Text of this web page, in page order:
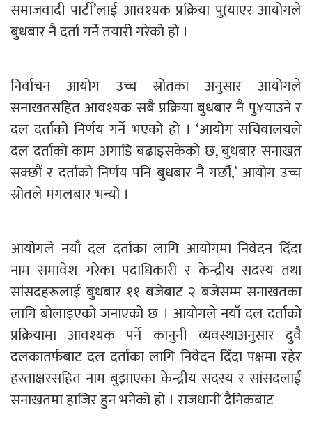
समाजवादी पार्टी’लाई आवश्यक प्रक्रिया पु(याएर आयोगले
बुधबार नै दर्ता गर्ने तयारी गरेको हो ।
निर्वाचन आयोग उच्च स्रोतका अनुसार आयोगले
सनाखतसहित आवश्यक सबै प्रक्रिया बुधबार नै पु¥याउने र
दल दर्ताको निर्णय गर्ने भएको हो । ‘आयोग सचिवालयले
दल दर्ताको काम अगाडि बढाइसकेको छ, बुधबार सनाखत
सक्छौंं र दर्ताको निर्णय पनि बुधबार नै गर्छौं,’ आयोग उच्च
स्रोतले मंगलबार भन्यो ।
आयोगले नयाँ दल दर्ताका लागि आयोगमा निवेदन दिँदा
नाम समावेश गरेका पदाधिकारी र केन्द्रीय सदस्य तथा
सांसदहरूलाई बुधबार ११ बजेबाट २ बजेसम्म सनाखतका
लागि बोलाइएको जनाएको छ । आयोगले नयाँ दल दर्ताको
प्रक्रियामा आवश्यक पर्ने कानुनी व्यवस्थाअनुसार दुवै
दलकातर्फबाट दल दर्ताका लागि निवेदन दिँदा पक्षमा रहेर
हस्ताक्षरसहित नाम बुझाएका केन्द्रीय सदस्य र सांसदलाई
सनाखतमा हाजिर हुन भनेको हो । राजधानी दैनिकबाट